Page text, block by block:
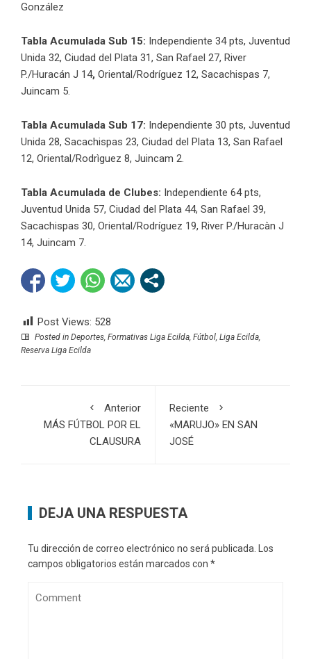
González
Tabla Acumulada Sub 15: Independiente 34 pts, Juventud
Unida 32, Ciudad del Plata 31, San Rafael 27, River
P./Huracán J 14, Oriental/Rodríguez 12, Sacachispas 7,
Juincam 5.
Tabla Acumulada Sub 17: Independiente 30 pts, Juventud
Unida 28, Sacachispas 23, Ciudad del Plata 13, San Rafael
12, Oriental/Rodrìguez 8, Juincam 2.
Tabla Acumulada de Clubes: Independiente 64 pts,
Juventud Unida 57, Ciudad del Plata 44, San Rafael 39,
Sacachispas 30, Oriental/Rodríguez 19, River P./Huracàn J
14, Juincam 7.
Post Views: 528
Posted in Deportes, Formativas Liga Ecilda, Fútbol, Liga Ecilda,
Reserva Liga Ecilda
Anterior
MÁS FÚTBOL POR EL
CLAUSURA
Reciente
«MARUJO» EN SAN
JOSÉ
DEJA UNA RESPUESTA
Tu dirección de correo electrónico no será publicada. Los
campos obligatorios están marcados con *